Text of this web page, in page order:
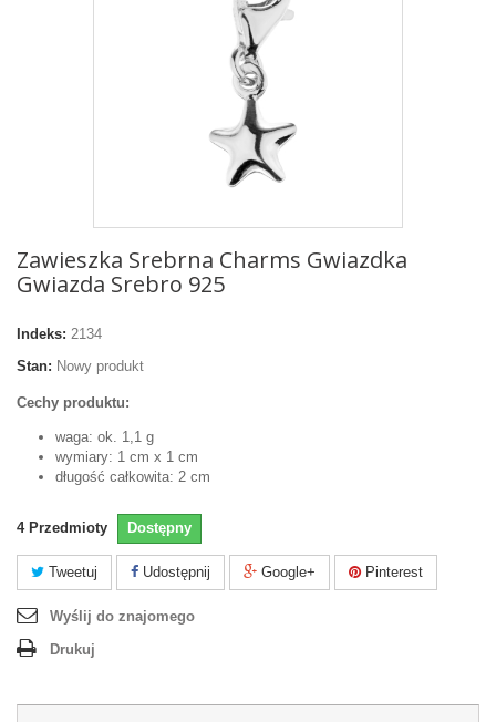
Zawieszka Srebrna Charms Gwiazdka
Gwiazda Srebro 925
Indeks: 2134
Stan: Nowy produkt
Cechy produktu:
waga: ok. 1,1 g
wymiary: 1 cm x 1 cm
długość całkowita: 2 cm
4 Przedmioty Dostępny
Tweetuj Udostępnij Google+ Pinterest
Wyślij do znajomego
Drukuj